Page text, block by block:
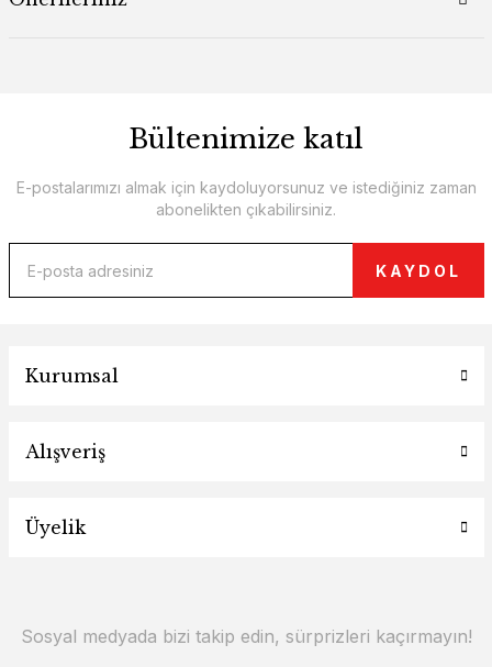
Bültenimize katıl
E-postalarımızı almak için kaydoluyorsunuz ve istediğiniz zaman
abonelikten çıkabilirsiniz.
KAYDOL
Kurumsal
Alışveriş
Üyelik
Sosyal medyada bizi takip edin, sürprizleri kaçırmayın!